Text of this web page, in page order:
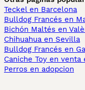
Teckel en Barcelona
Bulldog Francés en
Bichón Maltés en
Chihuahua en Sevilla
Bulldog Francés en
Caniche Toy en venta
Perros en adopcion